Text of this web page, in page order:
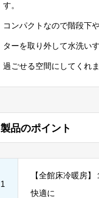
す。
コンパクトなので階段下
ターを取り外して水洗い
過ごせる空間にしてくれま
製品のポイント
1
【全館床冷暖房
快適に